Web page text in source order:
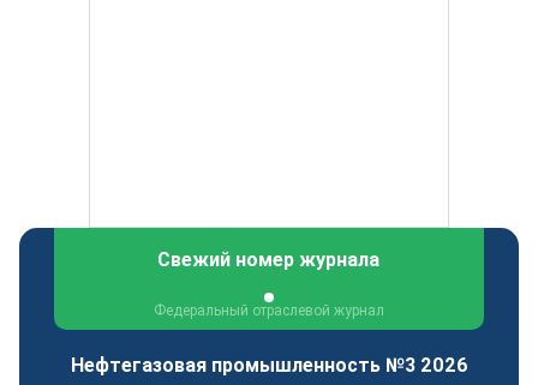
Свежий номер журнала
Федеральный отраслевой журнал
Нефтегазовая промышленность №3 2026